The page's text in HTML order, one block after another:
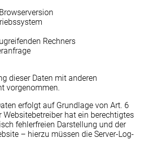
Rechners
dieser Daten mit anderen
vorgenommen.
erfolgt auf Grundlage von Art. 6
Websitebetreiber hat ein berechtigtes
fehlerfreien Darstellung und der
– hierzu müssen die Server-Log-